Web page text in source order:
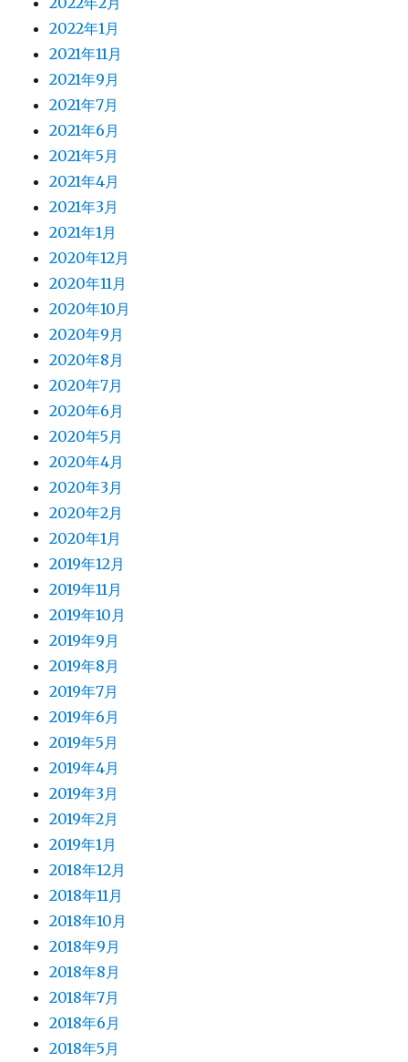
2022年1月
2021年11月
2021年9月
2021年7月
2021年6月
2021年5月
2021年4月
2021年3月
2021年1月
2020年12月
2020年11月
2020年10月
2020年9月
2020年8月
2020年7月
2020年6月
2020年5月
2020年4月
2020年3月
2020年2月
2020年1月
2019年12月
2019年11月
2019年10月
2019年9月
2019年8月
2019年7月
2019年6月
2019年5月
2019年4月
2019年3月
2019年2月
2019年1月
2018年12月
2018年11月
2018年10月
2018年9月
2018年8月
2018年7月
2018年6月
2018年5月